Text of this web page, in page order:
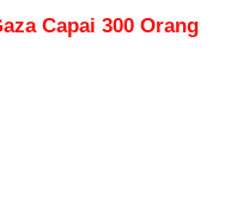
Capai 300 Orang